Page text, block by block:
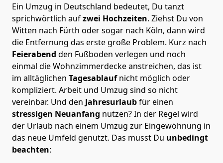
Ein Umzug in Deutschland bedeutet, Du tanzt
sprichwörtlich aufzwei Hochzeiten. Ziehst Du von
Witten nach Fürth oder sogar nach Köln, dann wird
die Entfernung das erste große Problem. Kurz nach
Feierabend den Fußboden verlegen und noch
einmal die Wohnzimmerdecke anstreichen, das ist
im alltäglichen Tagesablaufnicht möglich oder
kompliziert. Arbeit und Umzug sind so nicht
vereinbar. Und den Jahresurlaubfür einen
stressigen Neuanfang nutzen? In der Regel wird
der Urlaub nach einem Umzug zur Eingewöhnung in
das neue Umfeld genutzt. Das musst Du unbedingt
beachten: